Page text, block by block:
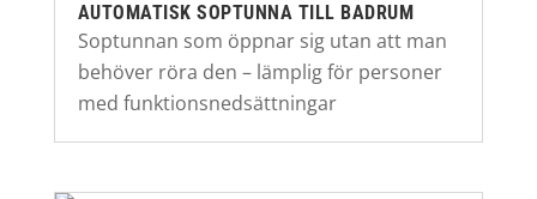
AUTOMATISK SOPTUNNA TILL BADRUM
Soptunnan som öppnar sig utan att man
behöver röra den – lämplig för personer
med funktionsnedsättningar